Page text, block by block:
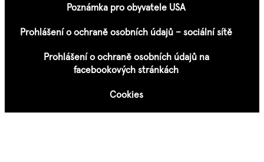
Poznámka pro obyvatele USA
Prohlášení o ochraně osobních údajů – sociální sítě
Prohlášení o ochraně osobních údajů na
facebookových stránkách
Cookies